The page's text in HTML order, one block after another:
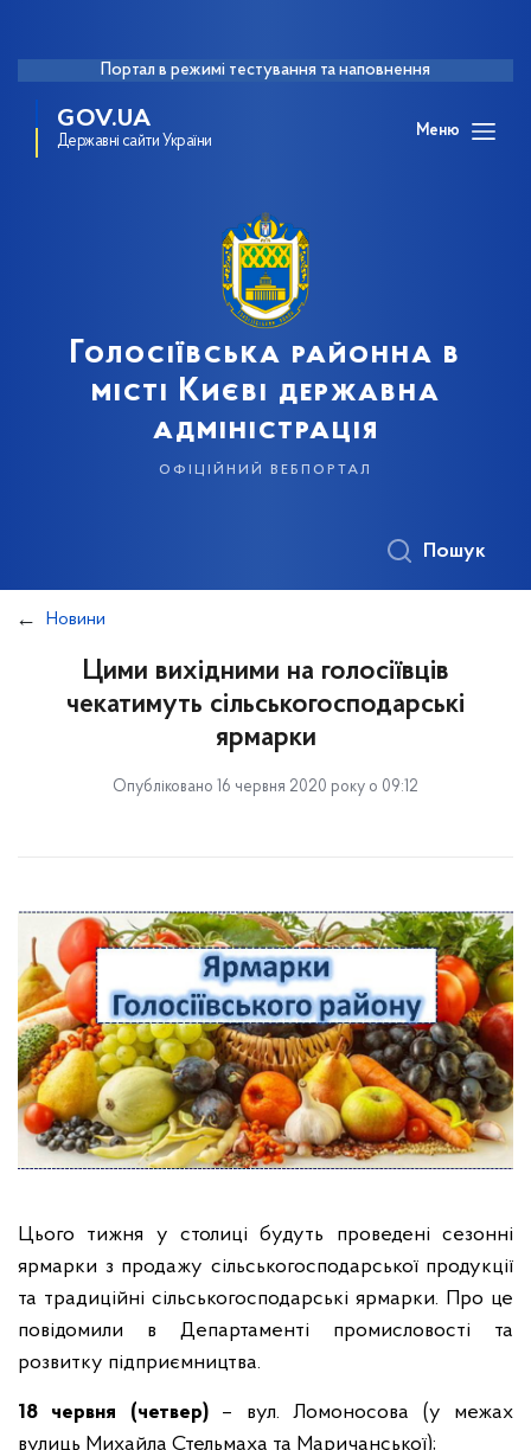
Портал в режимі тестування та наповнення
GOV.UA
Державні сайти України
Меню
Голосіївська районна в
місті Києві державна
адміністрація
офіційний вебпортал
Пошук
Новини
Цими вихідними на голосіївців
чекатимуть сільськогосподарські
ярмарки
Опубліковано 16 червня 2020 року о 09:12
Цього тижня у столиці будуть проведені сезонні
ярмарки з продажу сільськогосподарської продукції
та традиційні сільськогосподарські ярмарки. Про це
повідомили в Департаменті промисловості та
розвитку підприємництва.
18 червня (четвер) – вул. Ломоносова (у межах
вулиць Михайла Стельмаха та Маричанської);